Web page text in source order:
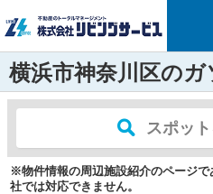
横浜市神奈川区の
スポッ
※物件情報の周辺施設紹介のページ
社では対応できません。